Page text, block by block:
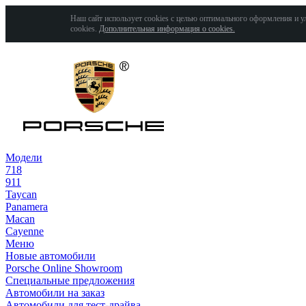
Наш сайт использует cookies с целью оптимального оформления и
cookies. Дополнительная информация о cookies.
Модели
718
911
Taycan
Panamera
Macan
Cayenne
Меню
Новые автомобили
Porsche Online Showroom
Специальные предложения
Автомобили на заказ